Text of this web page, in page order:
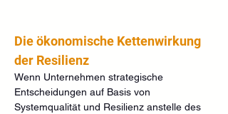
Die ökonomische Kettenwirkung
der Resilienz
Wenn Unternehmen strategische
Entscheidungen auf Basis von
Systemqualität und Resilienz anstelle des